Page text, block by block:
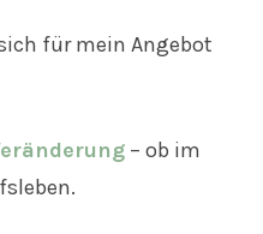
für mein Angebot
– ob im